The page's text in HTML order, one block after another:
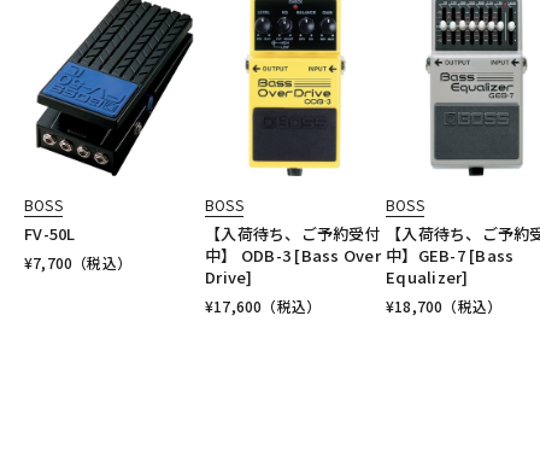
BOSS
FV-50L
¥7,700 （税込）
BOSS
【入荷待ち、ご予約受付
中】 ODB-3 [Bass Over
Drive]
¥17,600 （税込）
BOSS
【入荷待ち、ご予約
中】GEB-7 [Bass
Equalizer]
¥18,700 （税込）